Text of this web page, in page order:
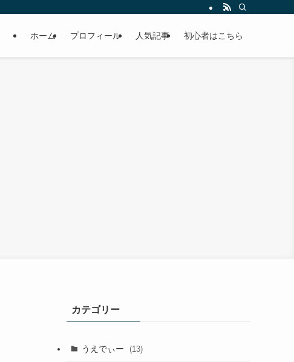
ホーム プロフィール 人気記事 初心者はこちら
カテゴリー
うえでぃー (13)